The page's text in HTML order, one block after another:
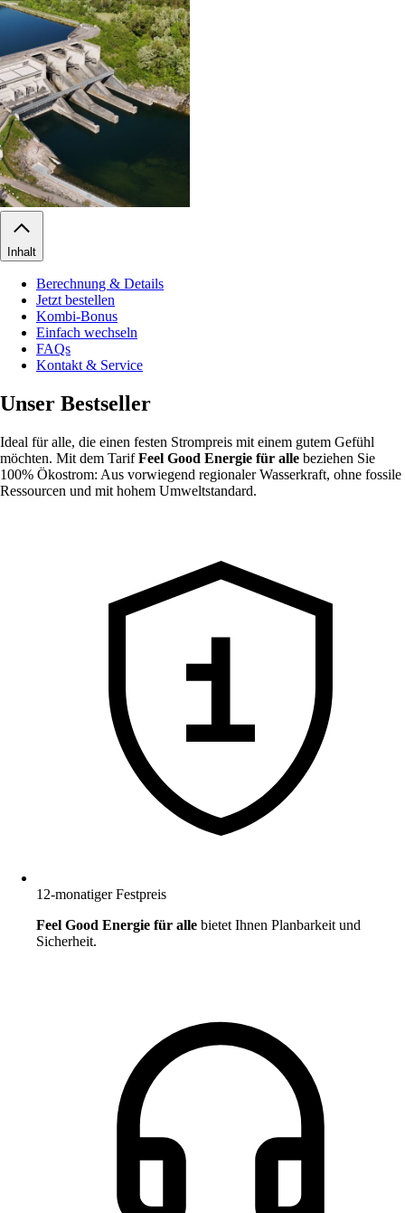
Inhalt
Berechnung & Details
Jetzt bestellen
Kombi-Bonus
Einfach wechseln
FAQs
Kontakt & Service
Unser Bestseller
Ideal für alle, die einen festen Strompreis mit einem gutem Gefühl
möchten. Mit dem TarifFeel Good Energie für alle beziehen Sie
100% Ökostrom: Aus vorwiegend regionaler Wasserkraft, ohne fossile
Ressourcen und mit hohem Umweltstandard.
12-monatiger Festpreis
Feel Good Energie für alle bietet Ihnen Planbarkeit und
Sicherheit.